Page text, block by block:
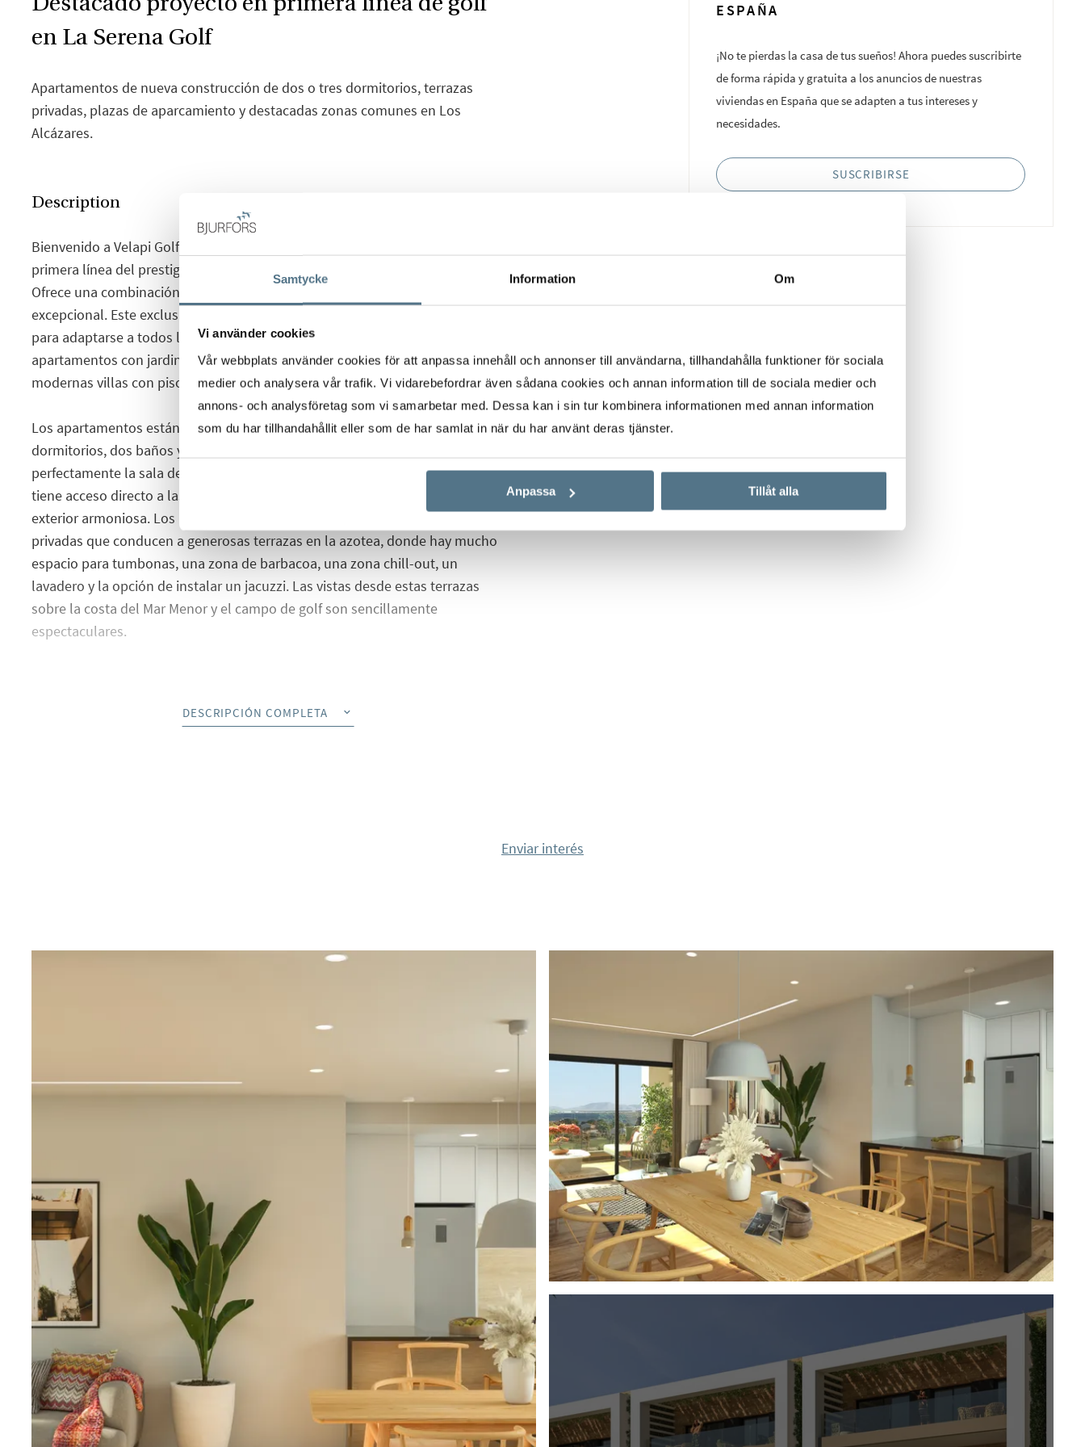
Samtycke Information Om
Vi använder cookies
Vår webbplats använder cookies för att anpassa innehåll och annonser till användarna, tillhandahålla funktioner för sociala
medier och analysera vår trafik. Vi vidarebefordrar även sådana cookies och annan information till de sociala medier och
annons- och analysföretag som vi samarbetar med. Dessa kan i sin tur kombinera informationen med annan information
som du har tillhandahållit eller som de har samlat in när du har använt deras tjänster.
Anpassa Tillåt alla
ESPAÑA
¡No te pierdas la casa de tus sueños! Ahora puedes suscribirte
de forma rápida y gratuita a los anuncios de nuestras
viviendas en España que se adapten a tus intereses y
necesidades.
SUSCRIBIRSE
en La Serena Golf
Apartamentos de nueva construcción de dos o tres dormitorios, terrazas
privadas, plazas de aparcamiento y destacadas zonas comunes en Los
Alcázares.
Description
Bienvenido a Velapi Golf, un extraordinario proyecto residencial ubicado en
primera línea del prestigioso campo de Golf La Serena en Los Alcázares.
Ofrece una combinación incomparable de lujo, comodidad y un entorno
excepcional. Este exclusivo proyecto consta de 264 residencias diseñadas
para adaptarse a todos los estilos de vida. Puede elegir entre elegantes
apartamentos con jardines, balcones o azoteas privadas, o amplias y
modernas villas con piscina privada, todo para crear la casa de sus sueños.
Los apartamentos están cuidadosamente diseñados con dos o tres
dormitorios, dos baños y un moderno plano de planta abierto que conecta
perfectamente la sala de estar y la cocina. Desde los dormitorios y el salón se
tiene acceso directo a las terrazas que crean una experiencia interior y
exterior armoniosa. Los áticos llevan el lujo al siguiente nivel con escaleras
privadas que conducen a generosas terrazas en la azotea, donde hay mucho
espacio para tumbonas, una zona de barbacoa, una zona chill-out, un
lavadero y la opción de instalar un jacuzzi. Las vistas desde estas terrazas
sobre la costa del Mar Menor y el campo de golf son sencillamente
espectaculares.
con hermosos jardines, perfectos para relajarse o llevar un estilo de vida
muy solicitada en el Mar Menor. Aquí hay una gran selección de restaurantes,
tiene para ofrecer, haciendo de Velapi Golf un destino ideal para la casa de
No pierda esta oportunidad única de experimentar un estilo de vida de lujo
en uno de los lugares más deseados de la costa del Mar Menor. Contáctenos
hoy para obtener más información sobre Velapi Golf y asegurar la casa de sus
sueños.
¡Bienvenido a contactar con Bjurfors Costa Blanca para obtener más
información o reservar su visita!
DESCRIPCIÓN COMPLETA
Enviar interés